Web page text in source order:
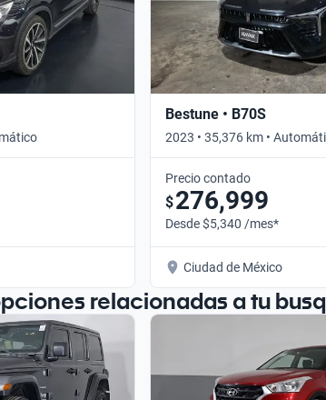
Bestune • B70S
2023 • 35,376 km •
Precio contado
$276,999
Desde $5,340 /mes*
Ciudad de México
relacionadas a tu